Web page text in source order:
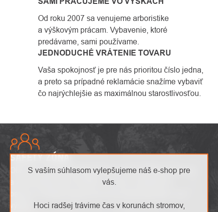
S vaším súhlasom vylepšujeme náš e-shop pre
vás.
Hoci radšej trávime čas v korunách stromov,
Od roku 2007 sa venujeme arboristike
a výškovým prácam. Vybavenie, ktoré
predávame, sami používame.
JEDNODUCHÉ VRÁTENIE TOVARU
Vaša spokojnosť je pre nás prioritou číslo jedna,
a preto sa prípadné reklamácie snažíme vybaviť
čo najrýchlejšie as maximálnou starostlivosťou.
SAFETY ZÓNA
Objavte najnovšie výškové trendy, inovatívne produkty
a zaujímavé akcie. Buďte v obraze s aktuálnymi